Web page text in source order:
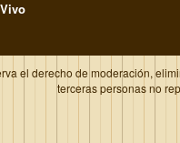
el derecho de moderación,
terceras personas no